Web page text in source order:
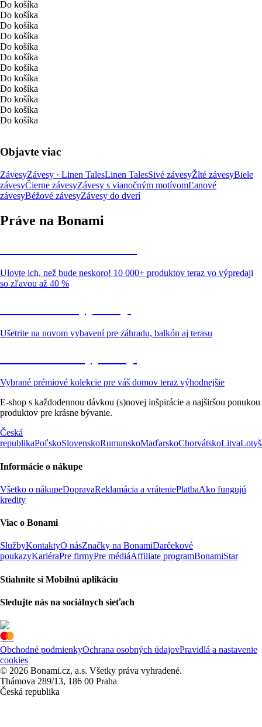
Do košíka
Do košíka
Do košíka
Do košíka
Do košíka
Do košíka
Do košíka
Do košíka
Do košíka
Do košíka
Do košíka
Do košíka
Objavte viac
ZávesyZávesy · Linen TalesLinen TalesSivé závesyŽlté závesyBiele
závesyČierne závesyZávesy s vianočným motívomĽanové
závesyBéžové závesyZávesy do dverí
Práve na Bonami
Ulovte ich, než bude neskoro! 10 000+ produktov teraz vo výpredaji
so zľavou až 40 %
Ušetrite na novom vybavení pre záhradu, balkón aj terasu
Vybrané prémiové kolekcie pre váš domov teraz výhodnejšie
E-shop s každodennou dávkou (s)novej inšpirácie a najširšou ponukou
produktov pre krásne bývanie.
Česká
republikaPoľskoSlovenskoRumunskoMaďarskoChorvátskoLitva
Informácie o nákupe
Všetko o nákupeDopravaReklamácia a vráteniePlatbaAko fungujú
kredity
Viac o Bonami
SlužbyKontaktyO násZnačky na BonamiDarčekové
poukazyKariéraPre firmyPre médiáAffiliate programBonamiStar
Stiahnite si Mobilnú aplikáciu
Sledujte nás na sociálnych sieťach
Obchodné podmienkyOchrana osobných údajovPravidlá a nastavenie
cookies
© 2026 Bonami.cz, a.s. Všetky práva vyhradené.
Thámova 289/13, 186 00 Praha
Česká republika